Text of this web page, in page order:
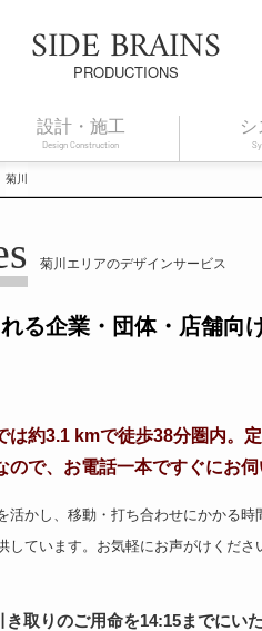
SIDE BRAINS
PRODUCTIONS
設計・施工
Design Construction
菊川
菊川エリアのデザインサービス
る企業・団体・店舗向
は約3.1 kmで徒歩38分圏内。
で、お電話一本ですぐにお伺
活かし、移動・打ち合わせにかかる
ています。お気軽にお声がけくださ
取りのご用命を14:15までにい